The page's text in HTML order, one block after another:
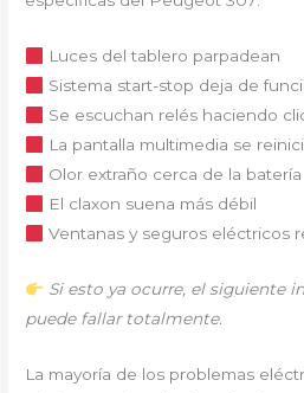
Luces del tablero parpadean
Sistema start-stop deja de
Se escuchan relés haciendo
La pantalla multimedia se
Olor extraño cerca de la batería
El claxon suena más débil
Ventanas y seguros eléctricos
Si esto ya ocurre, el siguiente
puede fallar totalmente.
La mayoría de los problemas